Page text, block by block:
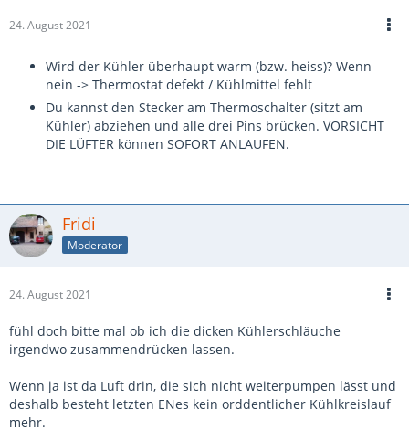
24. August 2021
Wird der Kühler überhaupt warm (bzw. heiss)? Wenn
nein -> Thermostat defekt / Kühlmittel fehlt
Du kannst den Stecker am Thermoschalter (sitzt am
Kühler) abziehen und alle drei Pins brücken. VORSICHT
DIE LÜFTER können SOFORT ANLAUFEN.
Fridi
Moderator
24. August 2021
fühl doch bitte mal ob ich die dicken Kühlerschläuche
irgendwo zusammendrücken lassen.
Wenn ja ist da Luft drin, die sich nicht weiterpumpen lässt und
deshalb besteht letzten ENes kein orddentlicher Kühlkreislauf
mehr.